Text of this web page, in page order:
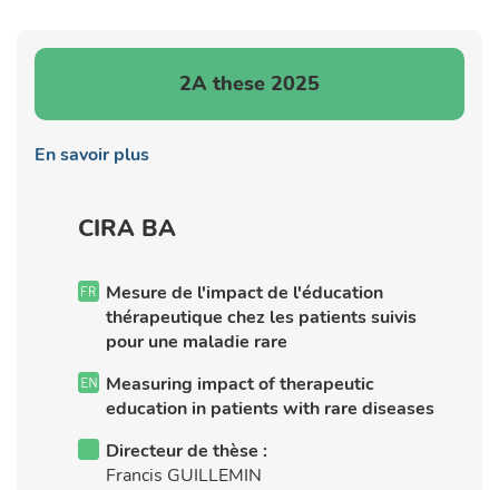
2A these 2025
En savoir plus
CIRA BA
Mesure de l'impact de l'éducation
thérapeutique chez les patients suivis
pour une maladie rare
Measuring impact of therapeutic
education in patients with rare diseases
Directeur de thèse :
Francis GUILLEMIN